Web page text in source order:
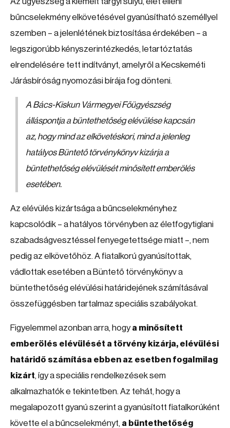
bűncselekmény elkövetésével gyanúsítható személlyel
szemben – a jelenlétének biztosítása érdekében – a
legszigorúbb kényszerintézkedés, letartóztatás
elrendelésére tett indítványt, amelyről a Kecskeméti
Járásbíróság nyomozási bírája fog dönteni.
A Bács-Kiskun Vármegyei Főügyészség
álláspontja a büntethetőség elévülése kapcsán
az, hogy mind az elkövetéskori, mind a jelenleg
hatályos Büntető törvénykönyv kizárja a
büntethetőség elévülését minősített emberölés
esetében.
Az elévülés kizártsága a bűncselekményhez
kapcsolódik – a hatályos törvényben az életfogytiglani
szabadságvesztéssel fenyegetettsége miatt –, nem
pedig az elkövetőhöz. A fiatalkorú gyanúsítottak,
vádlottak esetében a Büntető törvénykönyv a
büntethetőség elévülési határidejének számításával
összefüggésben tartalmaz speciális szabályokat.
Figyelemmel azonban arra, hogya minősített
emberölés elévülését a törvény kizárja, elévülési
határidő számítása ebben az esetben fogalmilag
kizárt, így a speciális rendelkezések sem
alkalmazhatók e tekintetben. Az tehát, hogy a
megalapozott gyanú szerint a gyanúsított fiatalkorúként
követte el a bűncselekményt, a büntethetőség